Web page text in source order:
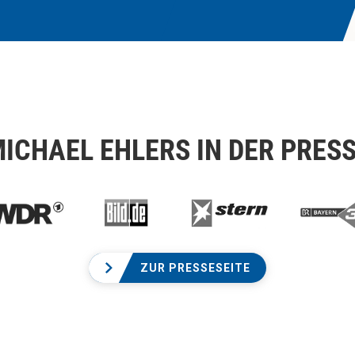
EHLERS IN DER
ZUR PRESSESEITE